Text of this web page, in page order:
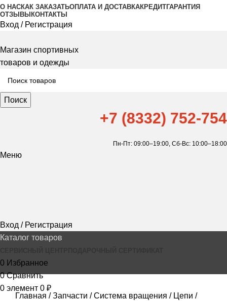
О НАСКАК ЗАКАЗАТЬОПЛАТА И ДОСТАВКАКРЕДИТГАРАНТИЯ
ОТЗЫВЫ КОНТАКТЫ
Вход / Регистрация
Магазин спортивных
товаров и одежды
Поиск
+7 (8332) 752-754
Пн-Пт: 09:00–19:00, Сб-Вс: 10:00–18:00
Меню
Вход / Регистрация
Каталог товаров
0 Избранное
0 Сравнить
0 элемент 0 ₽
Главная
Запчасти Система вращения
Цепи